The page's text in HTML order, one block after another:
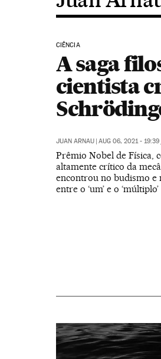
CIÊNCIA
A saga
cientista
JUAN ARNAU | AUG 06, 2021 - 19:39
Prêmio Nobel de Física,
altamente crítico da
encontrou no budismo e
entre o ‘um’ e o ‘múltiplo’